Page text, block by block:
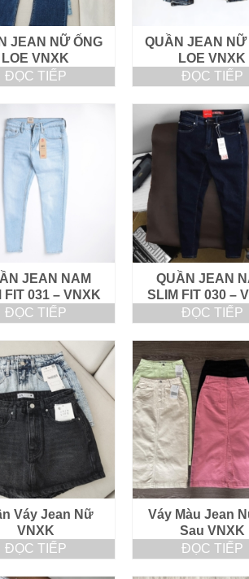
JEAN NỮ ỐNG
LOE VNXK
ĐỌC TIẾP
QUẦN JEAN NỮ
LOE VNXK
ĐỌC TIẾP
JEAN NAM
FIT 031 – VNXK
ĐỌC TIẾP
QUẦN JEAN
SLIM FIT 030 –
ĐỌC TIẾP
Váy Jean Nữ
VNXK
ĐỌC TIẾP
Váy Màu Jean
Sau VNXK
ĐỌC TIẾP